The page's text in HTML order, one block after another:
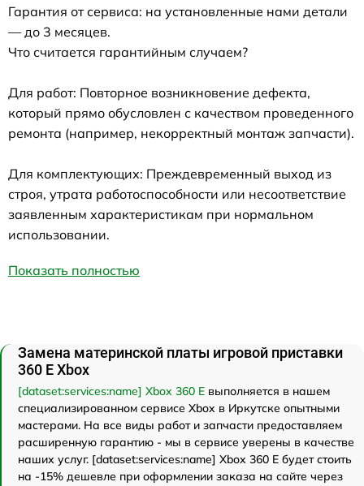
Гарантия от сервиса: на установленные нами детали
— до 3 месяцев.
Что считается гарантийным случаем?
Для работ: Повторное возникновение дефекта,
который прямо обусловлен с качеством проведенного
ремонта (например, некорректный монтаж запчасти).
Для комплектующих: Преждевременный выход из
строя, утрата работоспособности или несоответствие
заявленным характеристикам при нормальном
использовании.
Показать полностью
Замена материнской платы игровой приставки
360 E Xbox
[dataset:services:name] Xbox 360 E выполняется в нашем
специализированном сервисе Xbox в Иркутске опытными
мастерами. На все виды работ и запчасти предоставляем
расширенную гарантию - мы в сервисе уверены в качестве
наших услуг. [dataset:services:name] Xbox 360 E будет стоить
на -15% дешевле при оформлении заказа на сайте через